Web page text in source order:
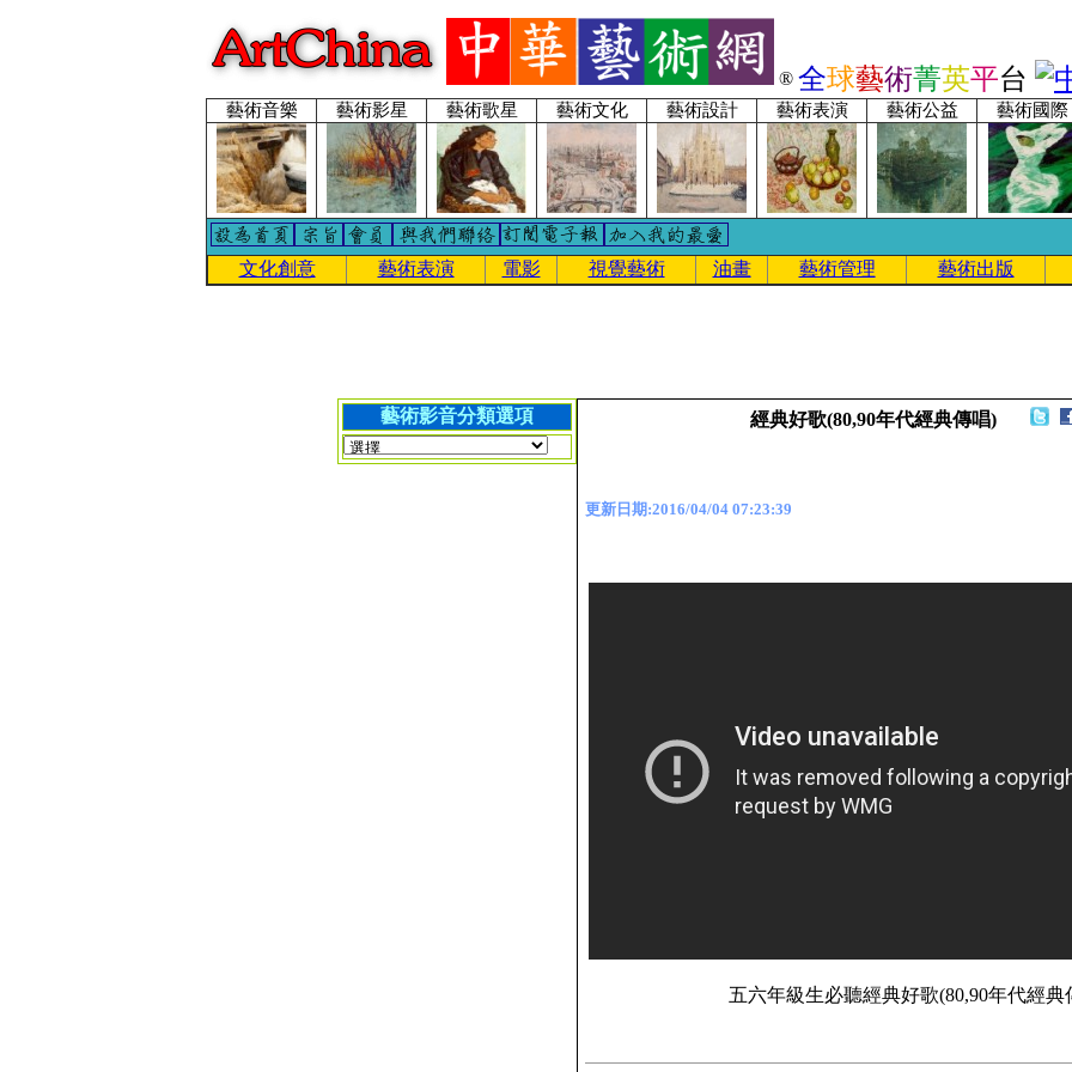
® 全球藝術菁英平台
藝術音樂 藝術影星 藝術歌星 藝術文化 藝術設計 藝術表演 藝術公益 藝術國際
文化創意 藝術表演 電影 視覺藝術 油畫 藝術管理 藝術出版
藝術影音分類選項 經典好歌(80,90年代經典傳唱)
更新日期:2016/04/04 07:23:39
五六年級生必聽經典好歌(80,90年代經